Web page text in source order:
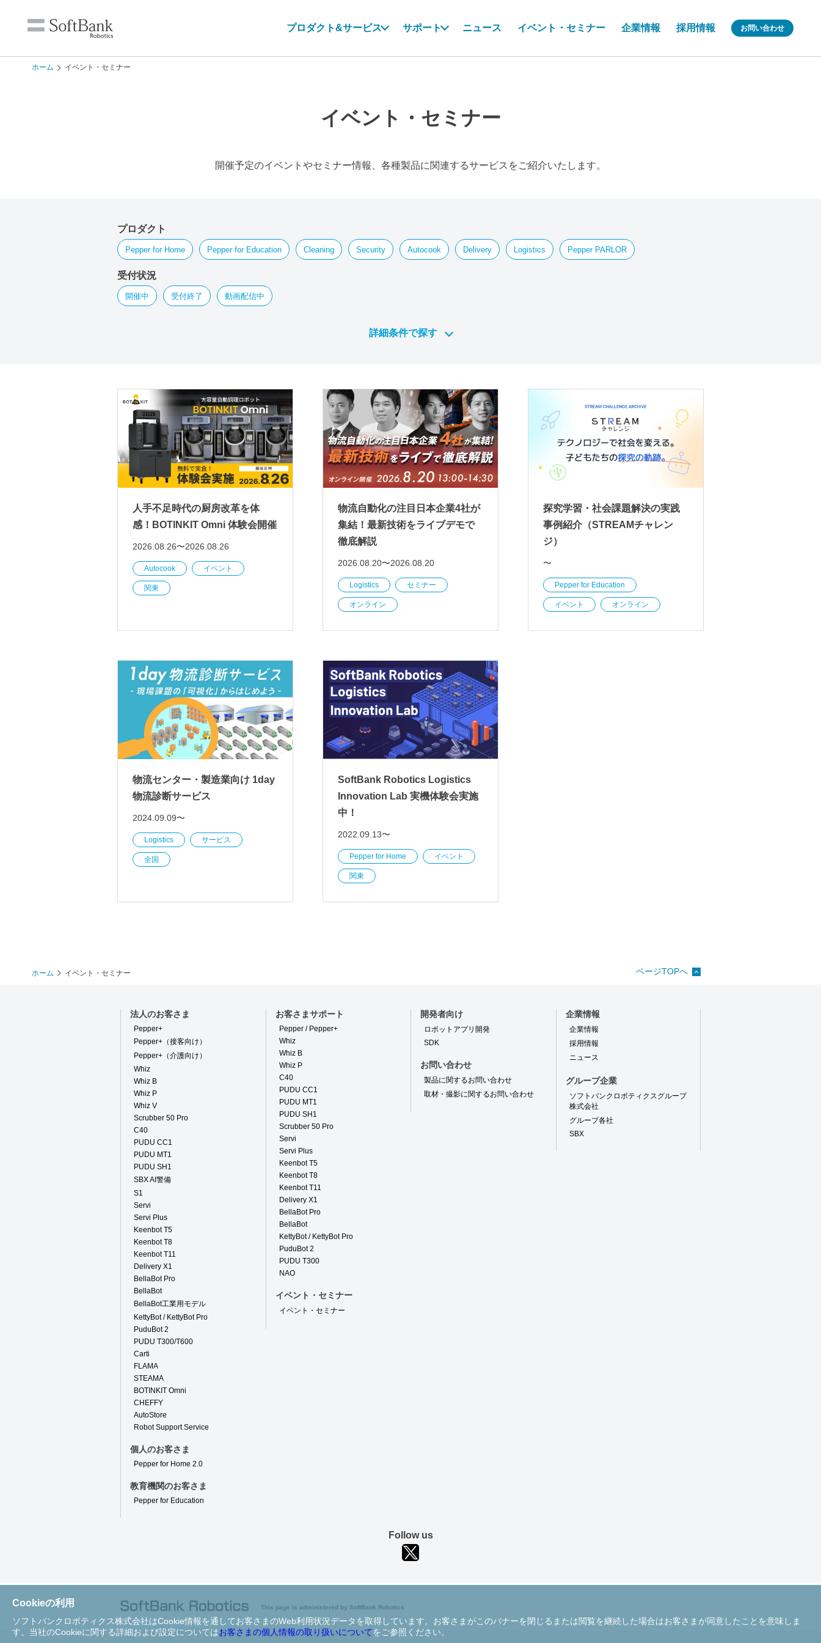
プロダクト&サービス サポート ニュース イベント・セミナー 企業情報 採用情報 お問い合わせ
ホーム イベント・セミナー
Cookieの利用
ソフトバンクロボティクス株式会社はCookie情報を通してお客さまのWeb利用状況データを取得しています。お客さまがこのバナーを閉じるまたは閲覧を継続した場合はお客さまが同意したことを意味しま
す。当社のCookieに関する詳細および設定についてはお客さまの個人情報の取り扱いについてをご参照ください。
イベント・セミナー
開催予定のイベントやセミナー情報、各種製品に関連するサービスをご紹介いたします。
プロダクト
Pepper for Home Pepper for Education Cleaning Security Autocook Delivery Logistics Pepper PARLOR
受付状況
開催中 受付終了 動画配信中
詳細条件で探す
人手不足時代の厨房改革を体
感！BOTINKIT Omni 体験会開催
2026.08.26〜2026.08.26
Autocook イベント
関東
物流自動化の注目日本企業4社が
集結！最新技術をライブデモで
徹底解説
2026.08.20〜2026.08.20
Logistics セミナー
オンライン
探究学習・社会課題解決の実践
事例紹介（STREAMチャレン
ジ）
〜
Pepper for Education
イベント オンライン
物流センター・製造業向け 1day
物流診断サービス
2024.09.09〜
Logistics サービス
全国
SoftBank Robotics Logistics
Innovation Lab 実機体験会実施
中！
2022.09.13〜
Pepper for Home イベント
関東
ホーム イベント・セミナー ページTOPへ
法人のお客さま
Pepper+
Pepper+（接客向け）
Pepper+（介護向け）
Whiz
Whiz B
Whiz P
Whiz V
Scrubber 50 Pro
C40
PUDU CC1
PUDU MT1
PUDU SH1
SBX AI警備
S1
Servi
Servi Plus
Keenbot T5
Keenbot T8
Keenbot T11
Delivery X1
BellaBot Pro
BellaBot
BellaBot工業用モデル
KettyBot / KettyBot Pro
PuduBot 2
PUDU T300/T600
Carti
FLAMA
STEAMA
BOTINKIT Omni
CHEFFY
AutoStore
Robot Support Service
個人のお客さま
Pepper for Home 2.0
教育機関のお客さま
Pepper for Education
お客さまサポート
Pepper / Pepper+
Whiz
Whiz B
Whiz P
C40
PUDU CC1
PUDU MT1
PUDU SH1
Scrubber 50 Pro
Servi
Servi Plus
Keenbot T5
Keenbot T8
Keenbot T11
Delivery X1
BellaBot Pro
BellaBot
KettyBot / KettyBot Pro
PuduBot 2
PUDU T300
NAO
イベント・セミナー
イベント・セミナー
開発者向け
ロボットアプリ開発
SDK
お問い合わせ
製品に関するお問い合わせ
取材・撮影に関するお問い合わせ
企業情報
企業情報
採用情報
ニュース
グループ企業
ソフトバンクロボティクスグループ
株式会社
グループ各社
SBX
Follow us
This page is administered by SoftBank Robotics